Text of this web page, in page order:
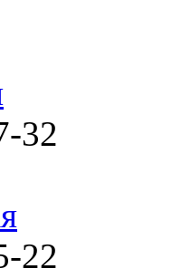
32
22